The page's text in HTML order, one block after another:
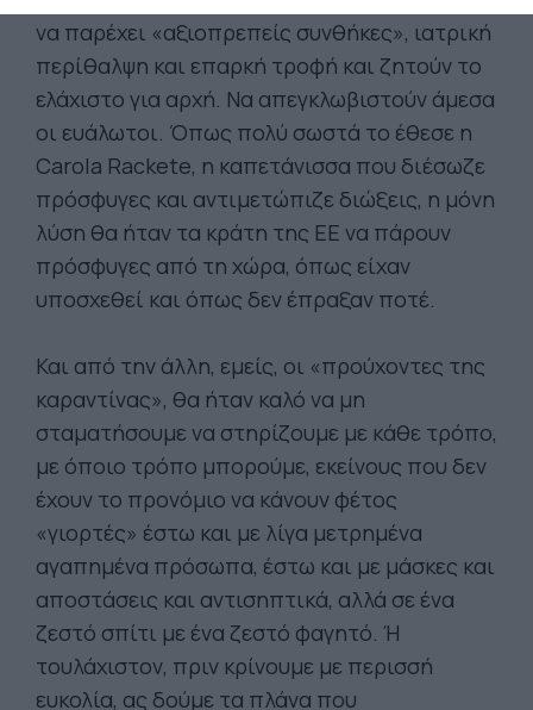
να παρέχει «αξιοπρεπείς συνθήκες», ιατρική
περίθαλψη και επαρκή τροφή και ζητούν το
ελάχιστο για αρχή. Να απεγκλωβιστούν άμεσα
οι ευάλωτοι. Όπως πολύ σωστά το έθεσε η
Carola Rackete, η καπετάνισσα που διέσωζε
πρόσφυγες και αντιμετώπιζε διώξεις, η μόνη
λύση θα ήταν τα κράτη της ΕΕ να πάρουν
πρόσφυγες από τη χώρα, όπως είχαν
υποσχεθεί και όπως δεν έπραξαν ποτέ.
Και από την άλλη, εμείς, οι «προύχοντες της
καραντίνας», θα ήταν καλό να μη
σταματήσουμε να στηρίζουμε με κάθε τρόπο,
με όποιο τρόπο μπορούμε, εκείνους που δεν
έχουν το προνόμιο να κάνουν φέτος
«γιορτές» έστω και με λίγα μετρημένα
αγαπημένα πρόσωπα, έστω και με μάσκες και
αποστάσεις και αντισηπτικά, αλλά σε ένα
ζεστό σπίτι με ένα ζεστό φαγητό. Ή
τουλάχιστον, πριν κρίνουμε με περισσή
ευκολία, ας δούμε τα πλάνα που